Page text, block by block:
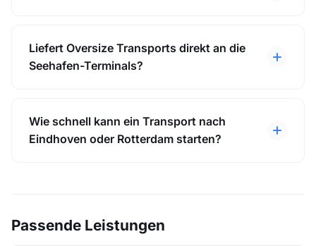
Liefert Oversize Transports direkt an die
Seehafen-Terminals?
Wie schnell kann ein Transport nach
Eindhoven oder Rotterdam starten?
Passende Leistungen